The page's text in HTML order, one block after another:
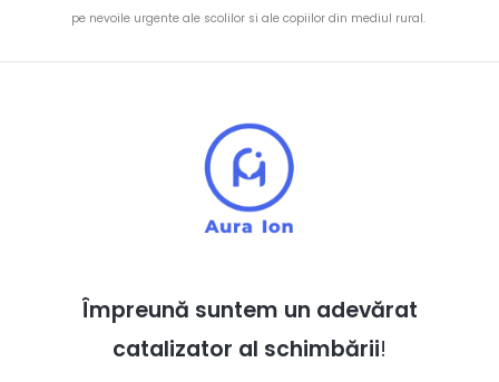
pe nevoile urgente ale scolilor si ale copiilor din mediul rural.
Împreună suntem un adevărat
catalizator al schimbării!